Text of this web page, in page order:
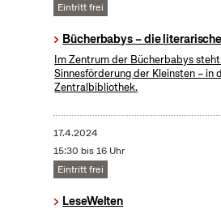
Eintritt frei
Bücherbabys – die
Im Zentrum der Bücherbabys
Sinnesförderung der Kleinsten – in
Zentralbibliothek.
17.4.2024
15:30 bis 16 Uhr
Eintritt frei
LeseWelten